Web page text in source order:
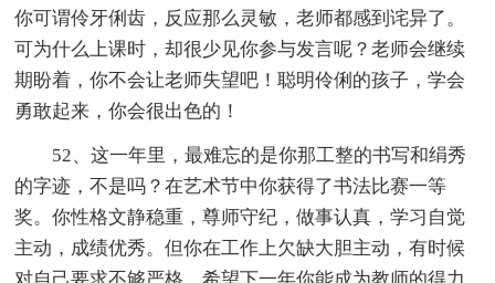
你可谓伶牙俐齿，反应那么灵敏，老师都感到诧异了。
可为什么上课时，却很少见你参与发言呢？老师会继续
期盼着，你不会让老师失望吧！聪明伶俐的孩子，学会
勇敢起来，你会很出色的！
52、这一年里，最难忘的是你那工整的书写和绢秀
的字迹，不是吗？在艺术节中你获得了书法比赛一等
奖。你性格文静稳重，尊师守纪，做事认真，学习自觉
主动，成绩优秀。但你在工作上欠缺大胆主动，有时候